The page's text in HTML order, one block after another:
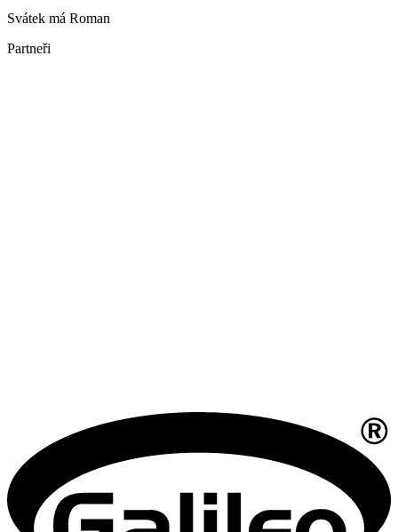
Svátek má Roman
Partneři